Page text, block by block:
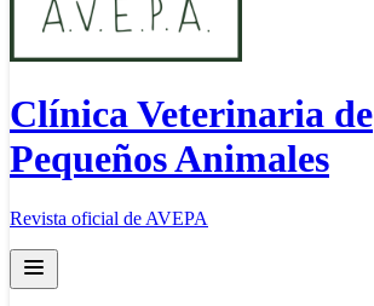
Clínica Veterinaria de
Pequeños Animales
Revista oficial de AVEPA
Open main menu